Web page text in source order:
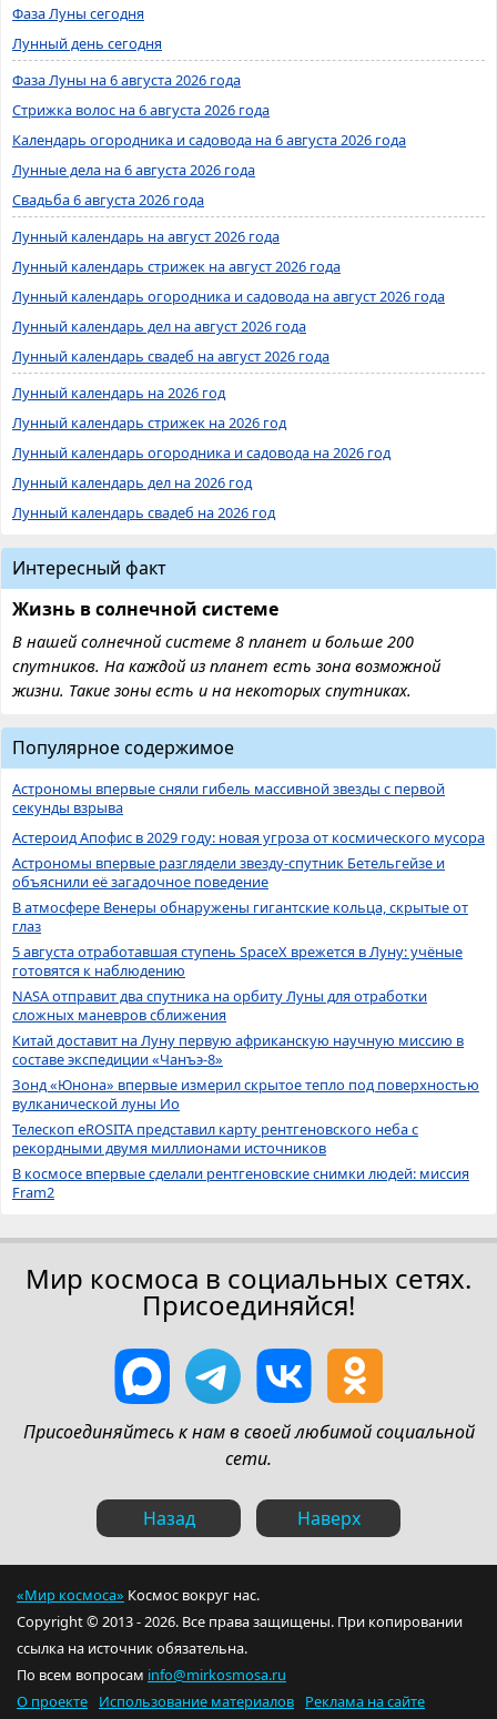
Фаза Луны сегодня
Лунный день сегодня
Фаза Луны на 6 августа 2026 года
Стрижка волос на 6 августа 2026 года
Календарь огородника и садовода на 6 августа 2026 года
Лунные дела на 6 августа 2026 года
Свадьба 6 августа 2026 года
Лунный календарь на август 2026 года
Лунный календарь стрижек на август 2026 года
Лунный календарь огородника и садовода на август 2026 года
Лунный календарь дел на август 2026 года
Лунный календарь свадеб на август 2026 года
Лунный календарь на 2026 год
Лунный календарь стрижек на 2026 год
Лунный календарь огородника и садовода на 2026 год
Лунный календарь дел на 2026 год
Лунный календарь свадеб на 2026 год
Интересный факт
Жизнь в солнечной системе
В нашей солнечной системе 8 планет и больше 200
спутников. На каждой из планет есть зона возможной
жизни. Такие зоны есть и на некоторых спутниках.
Популярное содержимое
Астрономы впервые сняли гибель массивной звезды с первой
секунды взрыва
Астероид Апофис в 2029 году: новая угроза от космического мусора
Астрономы впервые разглядели звезду-спутник Бетельгейзе и
объяснили её загадочное поведение
В атмосфере Венеры обнаружены гигантские кольца, скрытые от
глаз
5 августа отработавшая ступень SpaceX врежется в Луну: учёные
готовятся к наблюдению
NASA отправит два спутника на орбиту Луны для отработки
сложных маневров сближения
Китай доставит на Луну первую африканскую научную миссию в
составе экспедиции «Чанъэ-8»
Зонд «Юнона» впервые измерил скрытое тепло под поверхностью
вулканической луны Ио
Телескоп eROSITA представил карту рентгеновского неба с
рекордными двумя миллионами источников
В космосе впервые сделали рентгеновские снимки людей: миссия
Fram2
Мир космоса в социальных сетях.
Присоединяйся!
Присоединяйтесь к нам в своей любимой социальной
сети.
Назад Наверх
«Мир космоса» Космос вокруг нас.
Copyright © 2013 - 2026. Все права защищены. При копировании
ссылка на источник обязательна.
По всем вопросам info@mirkosmosa.ru
О проекте
Использование материалов Реклама на сайте